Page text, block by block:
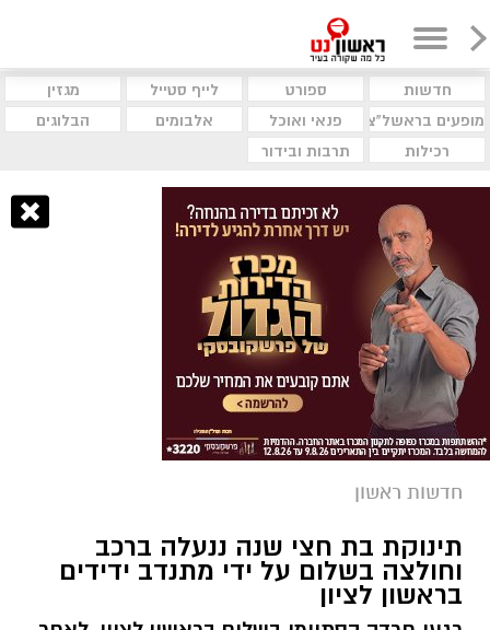
חדשות ספורט לייף סטייל
מגזין
מופעים בראשל"צ
פנאי ואוכל אלבומים
הבלוגים
רכילות
תרבות ובידור
חדשות ראשון
תינוקת בת חצי שנה ננעלה ברכב
וחולצה בשלום על ידי מתנדב ידידים
בראשון לציון